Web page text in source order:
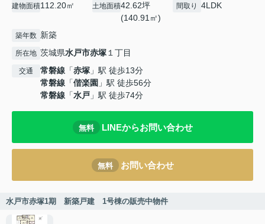
建物面積112.20㎡ 土地面積42.62坪
(140.91㎡)
間取り 4LDK
築年数 新築
所在地 茨城県水戸市赤塚１丁目
交通 常磐線 「赤塚 」駅 徒歩13分
常磐線 「偕楽園 」駅 徒歩56分
常磐線 「水戸 」駅 徒歩74分
無料 LINEからお問い合わせ
無料 お問い合わせ
水戸市赤塚1期 新築戸建 1号棟の販売中物件